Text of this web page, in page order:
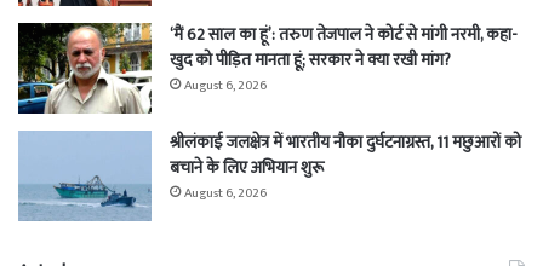
‘मैं 62 साल का हूं’: तरुण तेजपाल ने कोर्ट से मांगी नरमी, कहा-
खुद को पीड़ित मानता हूं; सरकार ने क्या रखी मांग?
August 6, 2026
श्रीलंकाई जलक्षेत्र में भारतीय नौका दुर्घटनाग्रस्त, 11 मछुआरों को
बचाने के लिए अभियान शुरू
August 6, 2026